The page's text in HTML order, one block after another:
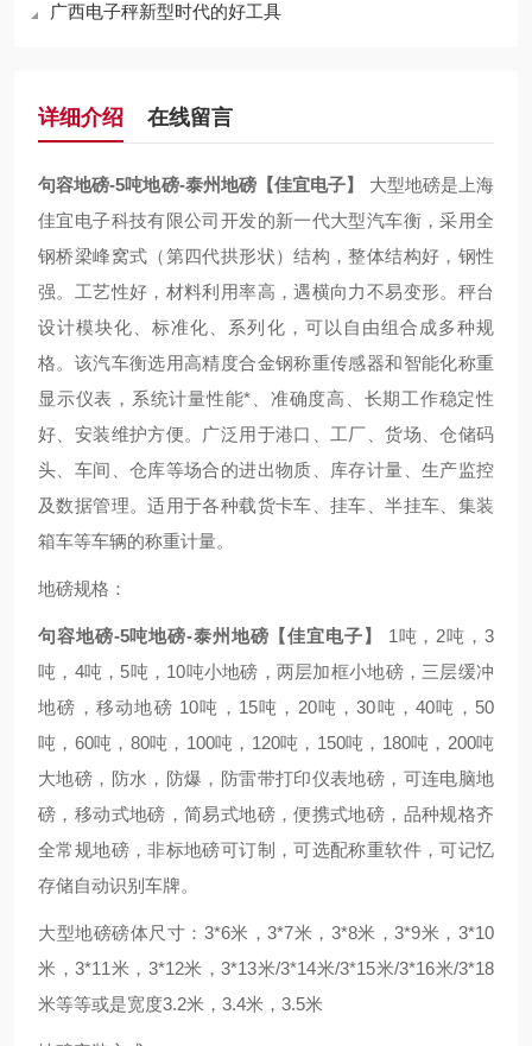
广西电子秤新型时代的好工具
详细介绍 在线留言
句容地磅-5吨地磅-泰州地磅【佳宜电子】 大型地磅是上海
佳宜电子科技有限公司开发的新一代大型汽车衡，采用全
钢桥梁峰窝式（第四代拱形状）结构，整体结构好，钢性
强。工艺性好，材料利用率高，遇横向力不易变形。秤台
设计模块化、标准化、系列化，可以自由组合成多种规
格。该汽车衡选用高精度合金钢称重传感器和智能化称重
显示仪表，系统计量性能*、准确度高、长期工作稳定性
好、安装维护方便。广泛用于港口、工厂、货场、仓储码
头、车间、仓库等场合的进出物质、库存计量、生产监控
及数据管理。适用于各种载货卡车、挂车、半挂车、集装
箱车等车辆的称重计量。
地磅规格：
句容地磅-5吨地磅-泰州地磅【佳宜电子】 1吨，2吨，3
吨，4吨，5吨，10吨小地磅，两层加框小地磅，三层缓冲
地磅，移动地磅 10吨，15吨，20吨，30吨，40吨，50
吨，60吨，80吨，100吨，120吨，150吨，180吨，200吨
大地磅，防水，防爆，防雷带打印仪表地磅，可连电脑地
磅，移动式地磅，简易式地磅，便携式地磅，品种规格齐
全常规地磅，非标地磅可订制，可选配称重软件，可记忆
存储自动识别车牌。
大型地磅磅体尺寸：3*6米，3*7米，3*8米，3*9米，3*10
米，3*11米，3*12米，3*13米/3*14米/3*15米/3*16米/3*18
米等等或是宽度3.2米，3.4米，3.5米